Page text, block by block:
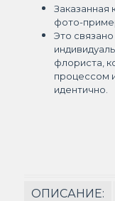
Заказанная
фото-
Это
флориста,
процессом
идентично.
ОПИСАНИЕ: